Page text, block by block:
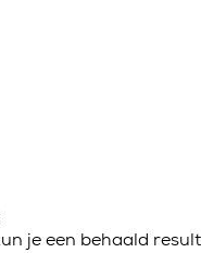
je een behaald